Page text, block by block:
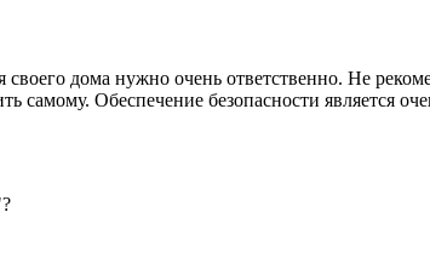
дома нужно очень ответственно. Не
самому. Обеспечение безопасности является